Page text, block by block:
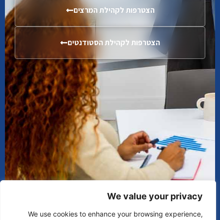
We value your privacy
We use cookies to enhance your browsing experience,
הצטרפות לקהילת המרצים
הצטרפות לקהילת הסטודנטים